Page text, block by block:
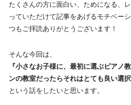
たくさんの方に面白い、ためになる、
っていただけて記事をあげるモチベー
つもご拝読ありがとうございます！
そんな今回は、
『小さなお子様に、最初に選ぶピアノ
ンの教室だったらそれはとても良い選択
という話をしたいと思います。